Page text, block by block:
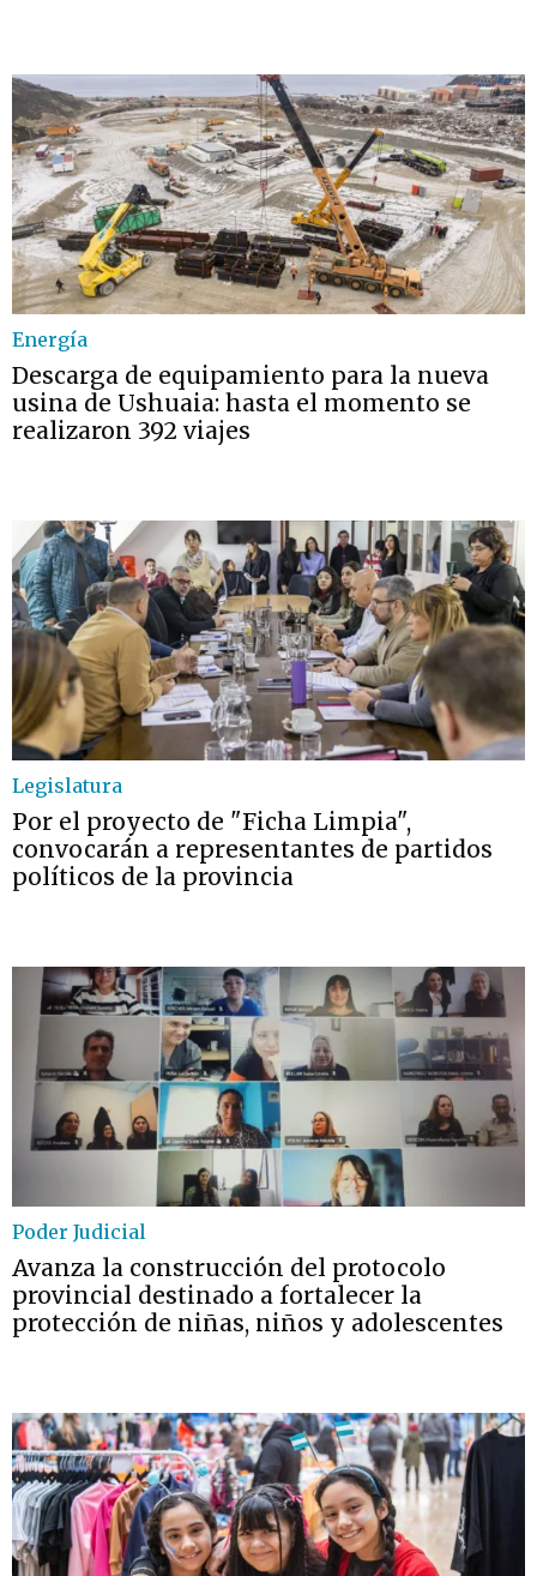
Energía
Descarga de equipamiento para la nueva
usina de Ushuaia: hasta el momento se
realizaron 392 viajes
Legislatura
Por el proyecto de "Ficha Limpia",
convocarán a representantes de partidos
políticos de la provincia
Poder Judicial
Avanza la construcción del protocolo
provincial destinado a fortalecer la
protección de niñas, niños y adolescentes